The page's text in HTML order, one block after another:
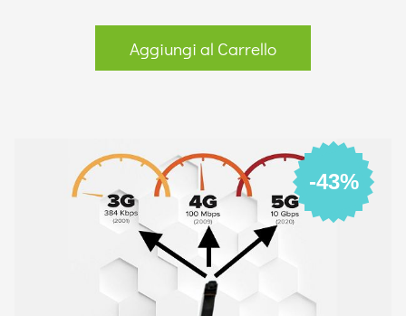
Aggiungi al Carrello
-43%